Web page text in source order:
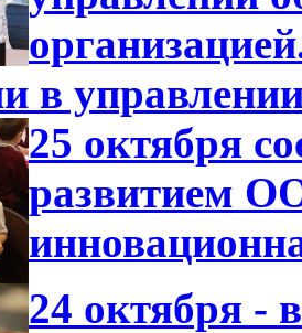
в
25 октября
развитием
24 октября -